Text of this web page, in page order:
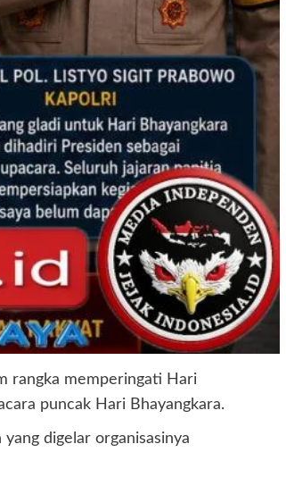
rangka memperingati Hari
puncak Hari Bhayangkara.
digelar organisasinya